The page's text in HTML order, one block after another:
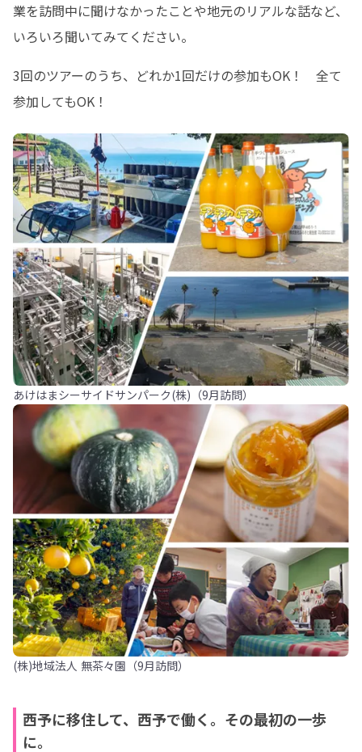
業を訪問中に聞けなかったことや地元のリアルな話など、
いろいろ聞いてみてください。
3回のツアーのうち、どれか1回だけの参加もOK！　全て
参加してもOK！
あけはまシーサイドサンパーク(株)（9月訪問）
(株)地域法人 無茶々園（9月訪問）
西予に移住して、西予で働く。その最初の一歩
に。